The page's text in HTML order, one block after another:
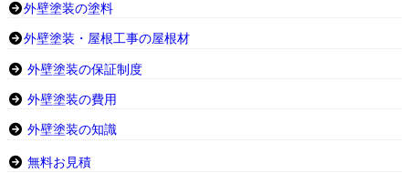
外壁塗装の塗料
外壁塗装・屋根工事の屋根材
外壁塗装の保証制度
外壁塗装の費用
外壁塗装の知識
無料お見積